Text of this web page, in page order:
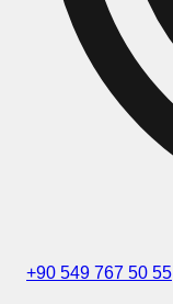
+90 549 767 50 55